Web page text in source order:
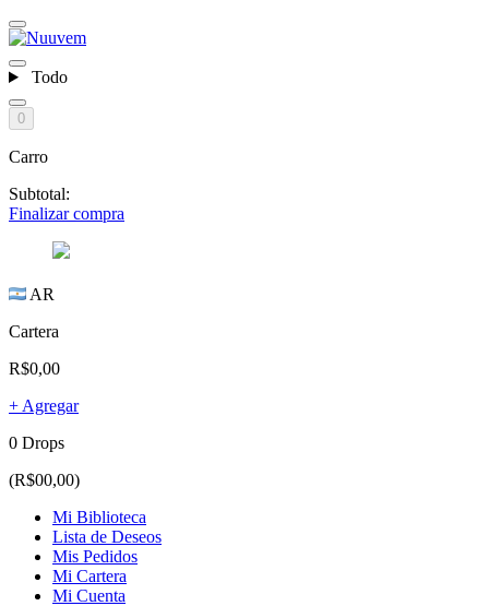
Todo
0
Carro
Subtotal:
Finalizar compra
AR
Cartera
R$0,00
+ Agregar
0 Drops
(R$00,00)
Mi Biblioteca
Lista de Deseos
Mis Pedidos
Mi Cartera
Mi Cuenta